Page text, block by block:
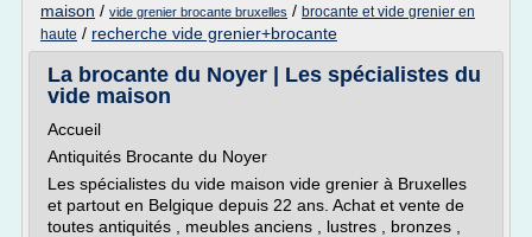
maison / vide grenier brocante bruxelles / brocante et vide grenier en
haute / recherche vide grenier+brocante
La brocante du Noyer | Les spécialistes du
vide maison
Accueil
Antiquités Brocante du Noyer
Les spécialistes du vide maison vide grenier à Bruxelles
et partout en Belgique depuis 22 ans. Achat et vente de
toutes antiquités , meubles anciens , lustres , bronzes ,